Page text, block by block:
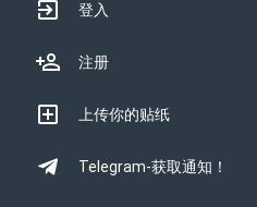
登入
注册
上传你的贴纸
Telegram-获取通知！